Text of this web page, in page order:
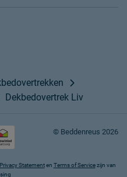
Dekbedovertrek Liv
© Beddenreus 2026
Privacy Statementen Terms of Servicezijn van